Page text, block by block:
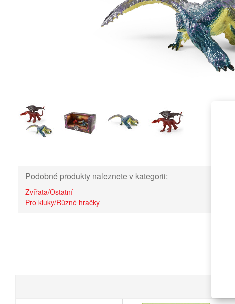
Podobné produkty naleznete v kategorii:
Zvířata/Ostatní
Pro kluky/Různé hračky